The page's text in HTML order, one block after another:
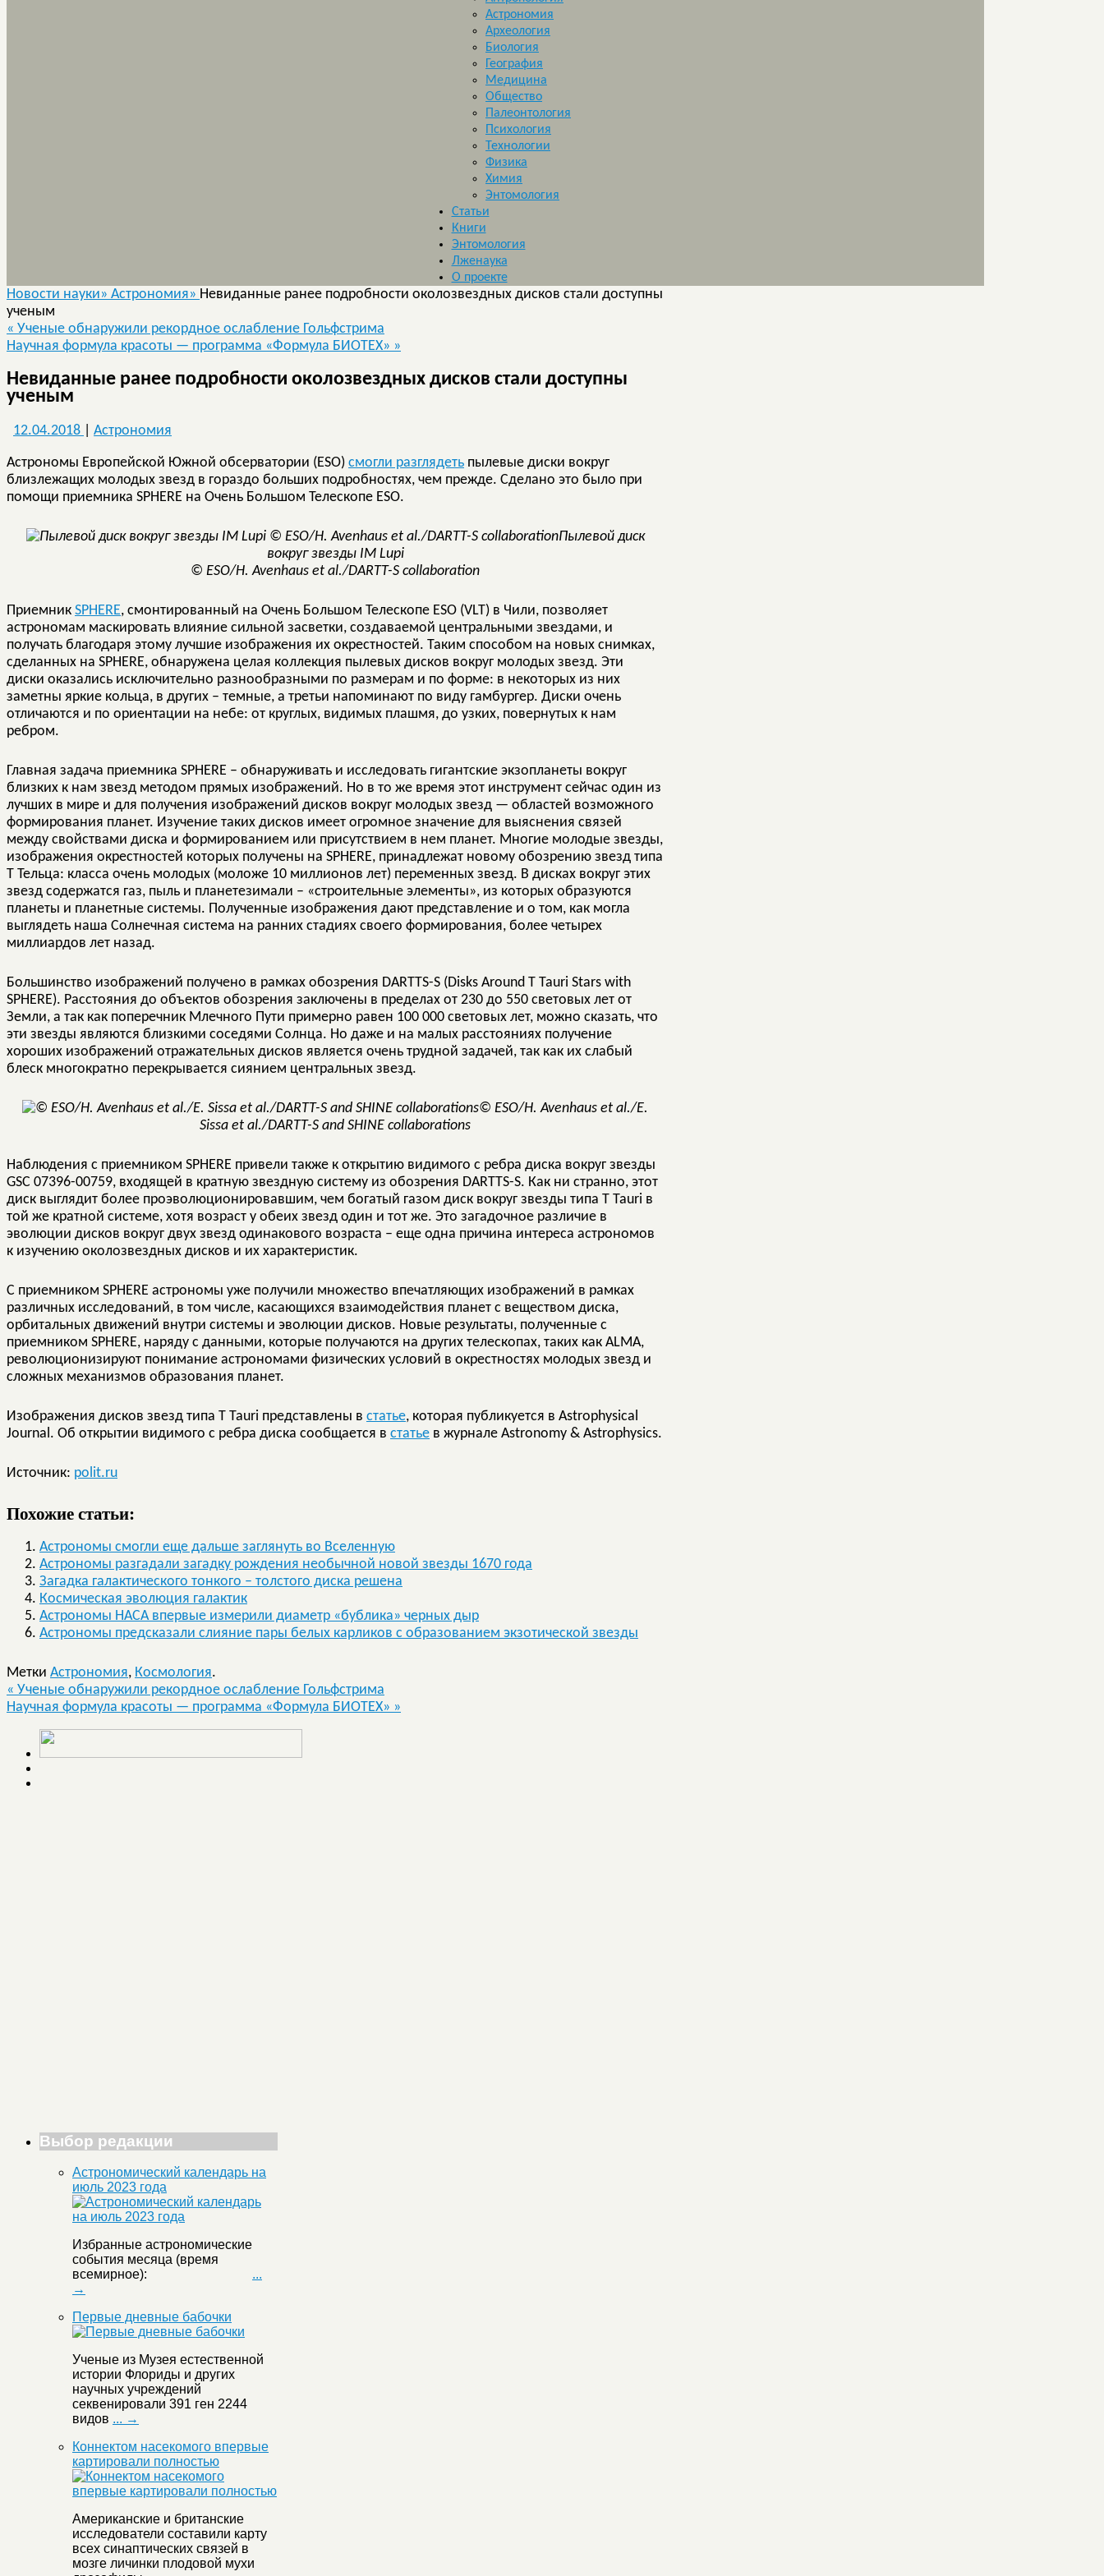
Астрономия
Археология
Биология
География
Медицина
Общество
Палеонтология
Психология
Технологии
Физика
Химия
Энтомология
Статьи
Книги
Энтомология
Лженаука
О проекте
Новости науки» Астрономия» Невиданные ранее подробности околозвездных дисков стали доступны
ученым
« Ученые обнаружили рекордное ослабление Гольфстрима
Научная формула красоты — программа «Формула БИОТЕХ» »
Невиданные ранее подробности околозвездных дисков стали доступны
ученым
12.04.2018 Астрономия
Астрономы Европейской Южной обсерватории (ESO) смогли разглядеть пылевые диски вокруг
близлежащих молодых звезд в гораздо больших подробностях, чем прежде. Сделано это было при
помощи приемника SPHERE на Очень Большом Телескопе ESO.
Пылевой диск
вокруг звезды IM Lupi
© ESO/H. Avenhaus et al./DARTT-S collaboration
Приемник SPHERE, смонтированный на Очень Большом Телескопе ESO (VLT) в Чили, позволяет
астрономам маскировать влияние сильной засветки, создаваемой центральными звездами, и
получать благодаря этому лучшие изображения их окрестностей. Таким способом на новых снимках,
сделанных на SPHERE, обнаружена целая коллекция пылевых дисков вокруг молодых звезд. Эти
диски оказались исключительно разнообразными по размерам и по форме: в некоторых из них
заметны яркие кольца, в других – темные, а третьи напоминают по виду гамбургер. Диски очень
отличаются и по ориентации на небе: от круглых, видимых плашмя, до узких, повернутых к нам
ребром.
Главная задача приемника SPHERE – обнаруживать и исследовать гигантские экзопланеты вокруг
близких к нам звезд методом прямых изображений. Но в то же время этот инструмент сейчас один из
лучших в мире и для получения изображений дисков вокруг молодых звезд — областей возможного
формирования планет. Изучение таких дисков имеет огромное значение для выяснения связей
между свойствами диска и формированием или присутствием в нем планет. Многие молодые звезды,
изображения окрестностей которых получены на SPHERE, принадлежат новому обозрению звезд типа
Т Тельца: класса очень молодых (моложе 10 миллионов лет) переменных звезд. В дисках вокруг этих
звезд содержатся газ, пыль и планетeзимали – «строительные элементы», из которых образуются
планеты и планетные системы. Полученные изображения дают представление и о том, как могла
выглядеть наша Солнечная система на ранних стадиях своего формирования, более четырех
миллиардов лет назад.
Большинство изображений получено в рамках обозрения DARTTS-S (Disks Around T Tauri Stars with
SPHERE). Расстояния до объектов обозрения заключены в пределах от 230 до 550 световых лет от
Земли, а так как поперечник Млечного Пути примерно равен 100 000 световых лет, можно сказать, что
эти звезды являются близкими соседями Солнца. Но даже и на малых расстояниях получение
хороших изображений отражательных дисков является очень трудной задачей, так как их слабый
блеск многократно перекрывается сиянием центральных звезд.
© ESO/H. Avenhaus et al./E.
Sissa et al./DARTT-S and SHINE collaborations
Наблюдения с приемником SPHERE привели также к открытию видимого с ребра диска вокруг звезды
GSC 07396-00759, входящей в кратную звездную систему из обозрения DARTTS-S. Как ни странно, этот
диск выглядит более проэволюционировавшим, чем богатый газом диск вокруг звезды типа T Tauri в
той же кратной системе, хотя возраст у обеих звезд один и тот же. Это загадочное различие в
эволюции дисков вокруг двух звезд одинакового возраста – еще одна причина интереса астрономов
к изучению околозвездных дисков и их характеристик.
С приемником SPHERE астрономы уже получили множество впечатляющих изображений в рамках
различных исследований, в том числе, касающихся взаимодействия планет с веществом диска,
орбитальных движений внутри системы и эволюции дисков. Новые результаты, полученные с
приемником SPHERE, наряду с данными, которые получаются на других телескопах, таких как ALMA,
революционизируют понимание астрономами физических условий в окрестностях молодых звезд и
сложных механизмов образования планет.
Изображения дисков звезд типа T Tauri представлены в статье, которая публикуется в Astrophysical
Journal. Об открытии видимого с ребра диска сообщается в статье в журнале Astronomy & Astrophysics.
Источник: polit.ru
Похожие статьи:
Астрономы смогли еще дальше заглянуть во Вселенную
Астрономы разгадали загадку рождения необычной новой звезды 1670 года
Загадка галактического тонкого – толстого диска решена
Космическая эволюция галактик
Астрономы НАСА впервые измерили диаметр «бублика» черных дыр
Астрономы предсказали слияние пары белых карликов с образованием экзотической звезды
Метки Астрономия, Космология.
« Ученые обнаружили рекордное ослабление Гольфстрима
Научная формула красоты — программа «Формула БИОТЕХ» »
Выбор редакции
Астрономический календарь на
июль 2023 года
Избранные астрономические
события месяца (время
всемирное): ...
→
Первые дневные бабочки
Ученые из Музея естественной
истории Флориды и других
научных учреждений
секвенировали 391 ген 2244
видов ... →
Коннектом насекомого впервые
картировали полностью
Американские и британские
исследователи составили карту
всех синаптических связей в
мозге личинки плодовой мухи